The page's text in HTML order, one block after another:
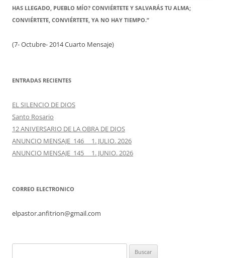
HAS LLEGADO, PUEBLO MÍO? CONVIÉRTETE Y SALVARÁS TU ALMA;
CONVIÉRTETE, CONVIÉRTETE, YA NO HAY TIEMPO.”
(7- Octubre- 2014 Cuarto Mensaje)
ENTRADAS RECIENTES
EL SILENCIO DE DIOS
Santo Rosario
12 ANIVERSARIO DE LA OBRA DE DIOS
ANUNCIO MENSAJE 146 1. JULIO. 2026
ANUNCIO MENSAJE 145 1. JUNIO. 2026
CORREO ELECTRONICO
elpastor.anfitrion@gmail.com